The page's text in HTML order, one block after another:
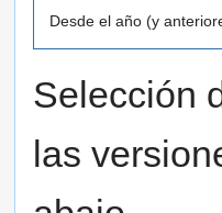
Desde el año (y
Selección
las